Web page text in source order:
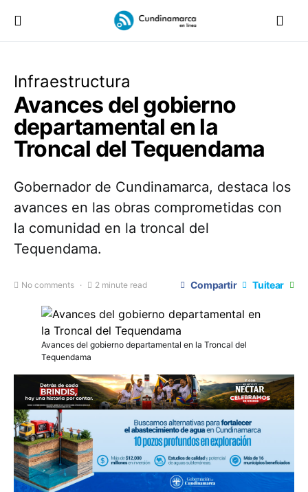
Infraestructura
Avances del gobierno
departamental en la
Troncal del Tequendama
Gobernador de Cundinamarca, destaca los
avances en las obras comprometidas con
la comunidad en la troncal del
Tequendama.
No comments 2 minute read Compartir Tuitear
Avances del gobierno departamental en la Troncal del
Tequendama